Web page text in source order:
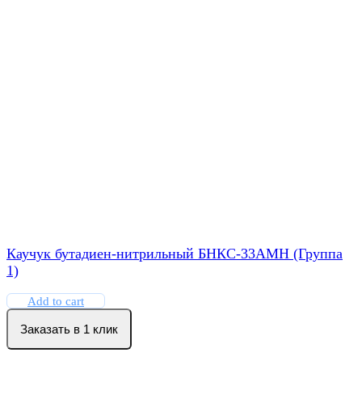
Каучук бутадиен-нитрильный БНКС-33АМН (Группа
1)
Add to cart
Заказать в 1 клик